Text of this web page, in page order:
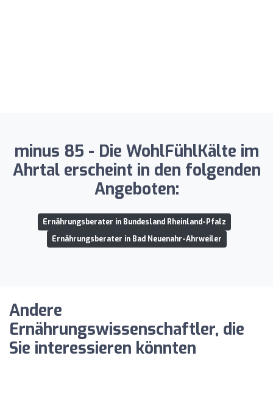
minus 85 - Die WohlFühlKälte im
Ahrtal erscheint in den folgenden
Angeboten:
Ernährungsberater in Bundesland Rheinland-Pfalz
Ernährungsberater in Bad Neuenahr-Ahrweiler
Andere
Ernährungswissenschaftler, die
Sie interessieren könnten